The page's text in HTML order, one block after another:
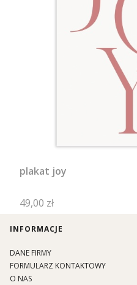
plakat joy
Cena
49,00 zł
Linki w stopce
INFORMACJE
DANE FIRMY
FORMULARZ KONTAKTOWY
O NAS